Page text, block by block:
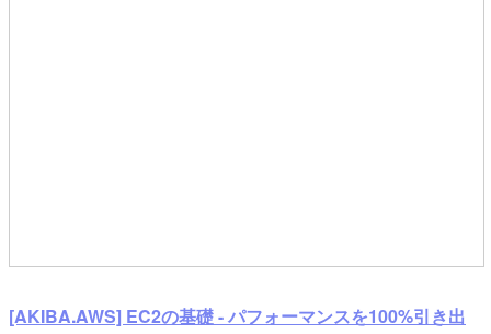
[AKIBA.AWS] EC2の基礎 - パフォーマンスを100%引き出